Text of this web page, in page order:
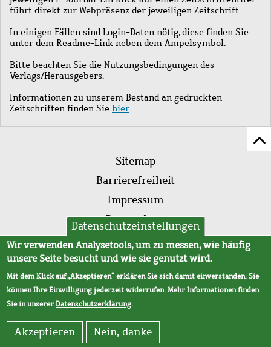
führt direkt zur Webpräsenz der jeweiligen Zeitschrift.
In einigen Fällen sind Login-Daten nötig, diese finden Sie
unter dem Readme-Link neben dem Ampelsymbol.
Bitte beachten Sie die Nutzungsbedingungen des
Verlags/Herausgebers.
Informationen zu unserem Bestand an gedruckten
Zeitschriften finden Sie hier.
Fußleistenmenü
Sitemap
Barrierefreiheit
Impressum
Datenschutz
AVB
Datenschutzeinstellungen
Wir verwenden Analysetools, um zu messen, wie häufig
unsere Seite besucht und wie sie genutzt wird.
Mit dem Klick auf „Akzeptieren“ erklären Sie sich damit einverstanden. Sie
können Ihre Einwilligung jederzeit widerrufen. Mehr Informationen finden
Sie in unsererDatenschutzerklärung.
Akzeptieren Nein, danke